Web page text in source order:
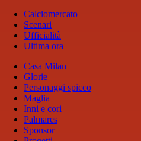
Calciomercato
Scenari
Ufficialità
Ultima ora
Casa Milan
Glorie
Personaggi spicco
Maglia
Inni e cori
Palmares
Sponsor